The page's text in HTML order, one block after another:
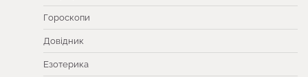
Гороскопи
Довідник
Езотерика